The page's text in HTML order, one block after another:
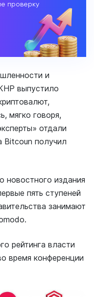
проверку
и
выпустило
мягко говоря,
отдали
Bitcoun получил
новостного издания
пять ступеней
занимают
рейтинга власти
время конференции